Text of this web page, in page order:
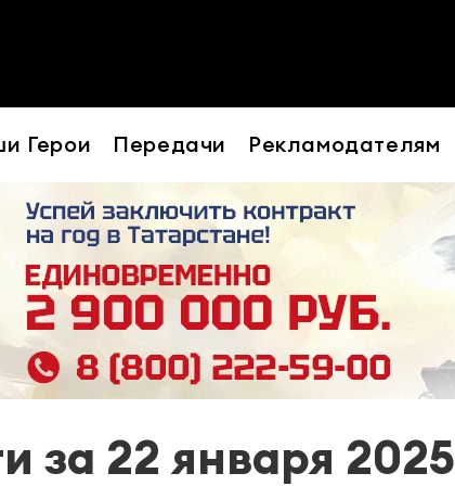
Герои Передачи Рекламодателям
за 22 января 2025